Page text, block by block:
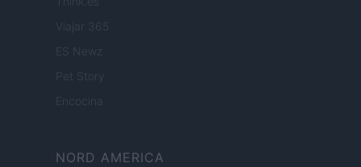
Viajar 365
ES Newz
Pet Story
Encocina
NORD AMERICA